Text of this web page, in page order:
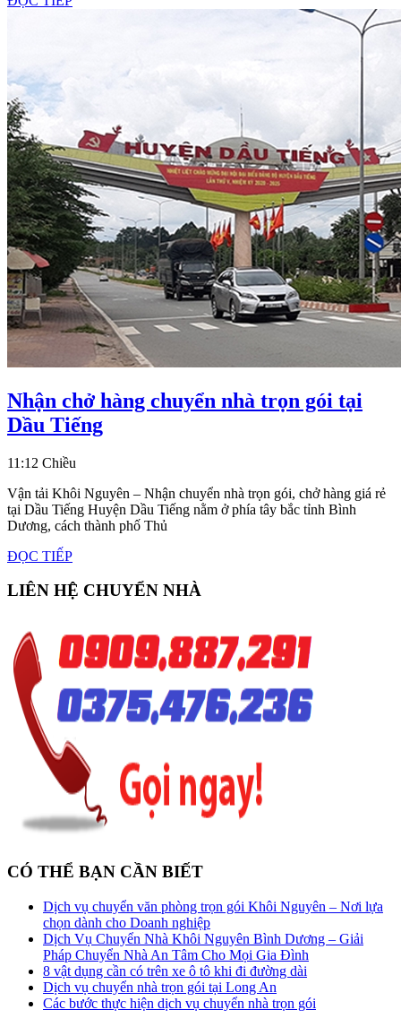
chở
chuyển
tại
Bàu
Bàng
Nhận chở hàng chuyển nhà trọn gói tại
Dầu TiếngNhận
chuyển
nhà
tại
Tiếng
11:12 Chiều
Vận tải Khôi Nguyên – Nhận chuyển nhà trọn gói, chở hàng giá rẻ
tại Dầu Tiếng Huyện Dầu Tiếng nằm ở phía tây bắc tỉnh Bình
Dương, cách thành phố Thủ
ĐỌC TIẾPĐỌC
LIÊN HỆ CHUYỂN NHÀ
CÓ THỂ BẠN CẦN BIẾT
Dịch vụ chuyển văn phòng trọn gói Khôi Nguyên – Nơi lựa
chọn dành cho Doanh nghiệp
Dịch Vụ Chuyển Nhà Khôi Nguyên Bình Dương – Giải
Pháp Chuyển Nhà An Tâm Cho Mọi Gia Đình
8 vật dụng cần có trên xe ô tô khi đi đường dài
Dịch vụ chuyển nhà trọn gói tại Long An
Các bước thực hiện dịch vụ chuyển nhà trọn gói